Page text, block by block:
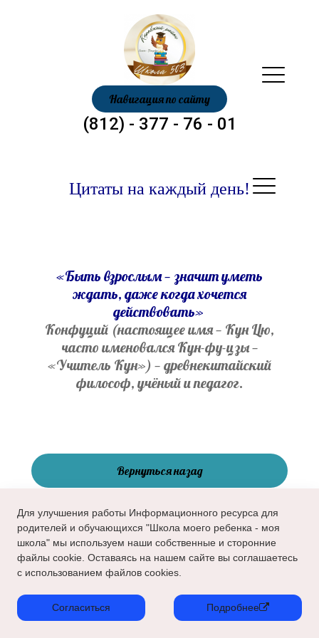
(812) - 377 - 76 - 01
Навигация по сайту
Цитаты на каждый день!
«Быть взрослым — значит уметь
ждать, даже когда хочется
действовать»
Конфуций (настоящее имя — Кун Цю,
часто именовался Кун-фу-цзы —
«Учитель Кун») — древнекитайский
философ, учёный и педагог.
Вернуться назад
Для улучшения работы Информационного ресурса для
родителей и обучающихся "Школа моего ребенка - моя
школа" мы используем наши собственные и сторонние
файлы cookie. Оставаясь на нашем сайте вы соглашаетесь
с использованием файлов cookies.
Согласиться Подробнее